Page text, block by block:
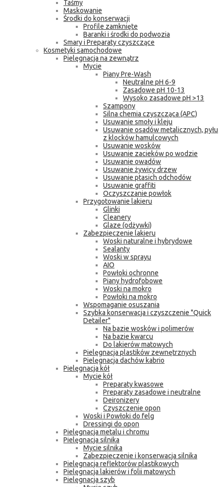
Taśmy
Maskowanie
Środki do konserwacji
Profile zamknięte
Baranki i środki do podwozia
Smary i Preparaty czyszczące
Kosmetyki samochodowe
Pielęgnacja na zewnątrz
Mycie
Piany Pre-Wash
Neutralne pH 6-9
Zasadowe pH 10-13
Wysoko zasadowe pH >13
Szampony
Silna chemia czyszcząca (APC)
Usuwanie smoły i kleju
Usuwanie osadów metalicznych, pyłu
z klocków hamulcowych
Usuwanie wosków
Usuwanie zacieków po wodzie
Usuwanie owadów
Usuwanie żywicy drzew
Usuwanie ptasich odchodów
Usuwanie graffiti
Oczyszczanie powłok
Przygotowanie lakieru
Glinki
Cleanery
Glaze (odżywki)
Zabezpieczenie lakieru
Woski naturalne i hybrydowe
Sealanty
Woski w sprayu
AIO
Powłoki ochronne
Piany hydrofobowe
Woski na mokro
Powłoki na mokro
Wspomaganie osuszania
Szybka konserwacja i czyszczenie "Quick
Detailer"
Na bazie wosków i polimerów
Na bazie kwarcu
Do lakierów matowych
Pielęgnacja plastików zewnętrznych
Pielęgnacja dachów kabrio
Pielęgnacja kół
Mycie kół
Preparaty kwasowe
Preparaty zasadowe i neutralne
Deironizery
Czyszczenie opon
Woski i Powłoki do felg
Dressingi do opon
Pielęgnacja metalu i chromu
Pielęgnacja silnika
Mycie silnika
Zabezpieczenie i konserwacja silnika
Pielęgnacja reflektorów plastikowych
Pielęgnacja lakierów i folii matowych
Pielęgnacja szyb